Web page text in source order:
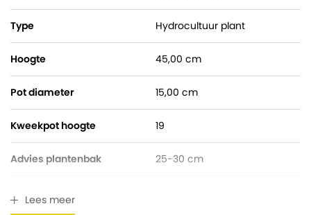
Type Hydrocultuur plant
Hoogte 45,00 cm
Pot diameter 15,00 cm
Kweekpot hoogte 19
Advies plantenbak 25-30 cm
Lees meer